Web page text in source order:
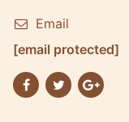
Email
[email protected]